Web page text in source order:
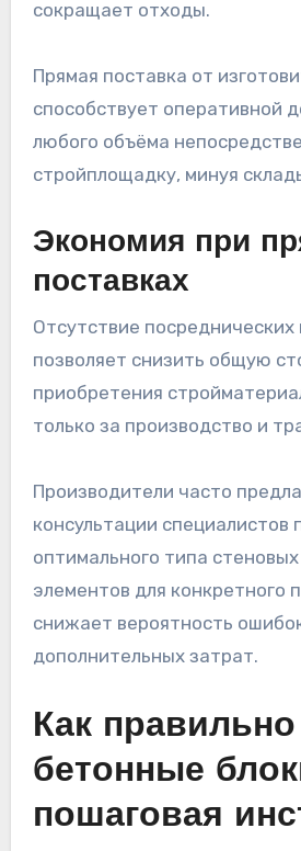
сокращает отходы.
Прямая поставка от
способствует оперативной
любого объёма
стройплощадку, минуя
Экономия при
поставках
Отсутствие посреднических
позволяет снизить общую
приобретения
только за производство и
Производители часто
консультации специалистов
оптимального типа
элементов для конкретного
снижает вероятность
дополнительных затрат.
Как правильно
бетонные
пошаговая